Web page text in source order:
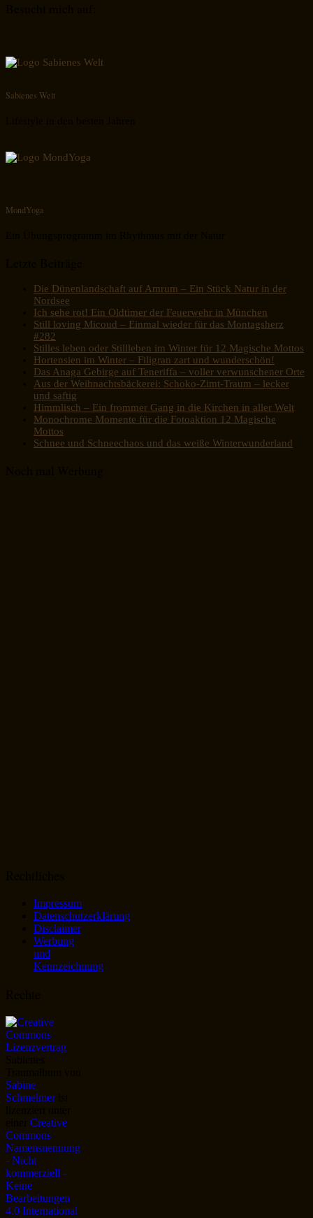
Sabienes Welt
MondYoga
Die Dünenlandschaft auf Amrum – Ein Stück Natur in der
Nordsee
Ich sehe rot! Ein Oldtimer der Feuerwehr in München
Still loving Micoud – Einmal wieder für das Montagsherz
#282
Stilles leben oder Stillleben im Winter für 12 Magische Mottos
Hortensien im Winter – Filigran zart und wunderschön!
Das Anaga Gebirge auf Teneriffa – voller verwunschener Orte
Aus der Weihnachtsbäckerei: Schoko-Zimt-Traum – lecker
und saftig
Himmlisch – Ein frommer Gang in die Kirchen in aller Welt
Monochrome Momente für die Fotoaktion 12 Magische
Mottos
Schnee und Schneechaos und das weiße Winterwunderland
Impressum
Datenschutzerklärung
Disclaimer
Werbung
und
Kennzeichnung
Sabine
Schmelmerist
Creative
Commons
Namensnennung
- Nicht
kommerziell -
Keine
Bearbeitungen
4.0 International